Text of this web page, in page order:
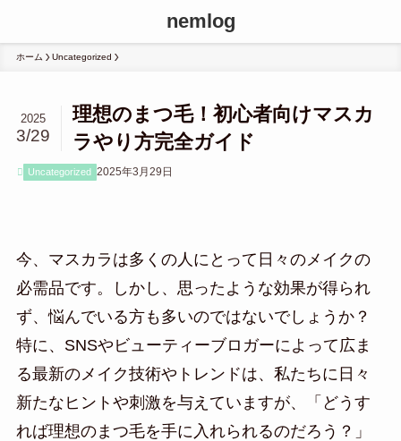
nemlog
ホーム Uncategorized
理想のまつ毛！初心者向けマスカ
ラやり方完全ガイド
2025
3/29
Uncategorized 2025年3月29日
今、マスカラは多くの人にとって日々のメイクの
必需品です。しかし、思ったような効果が得られ
ず、悩んでいる方も多いのではないでしょうか？
特に、SNSやビューティーブロガーによって広ま
る最新のメイク技術やトレンドは、私たちに日々
新たなヒントや刺激を与えていますが、「どうす
れば理想のまつ毛を手に入れられるのだろう？」